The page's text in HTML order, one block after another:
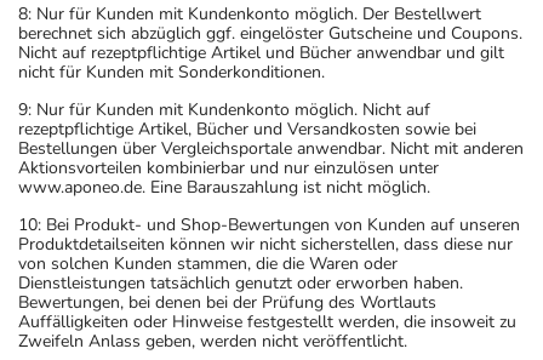
Stoffe!
- Vorsicht bei Allergie gegen Phenole und ähnliche
Stoffe!
- Vorsicht bei einer Unverträglichkeit gegenüber Lactose.
Wenn Sie eine Diabetes-Diät einhalten müssen, sollten
Sie den Zuckergehalt berücksichtigen.
- Es kann Arzneimittel geben, mit denen
Wechselwirkungen auftreten. Sie sollten deswegen
generell vor der Behandlung mit einem neuen
Arzneimittel jedes andere, das Sie bereits anwenden,
dem Arzt oder Apotheker angeben. Das gilt auch für
Arzneimittel, die Sie selbst kaufen, nur gelegentlich
8: Nur für Kunden mit Kundenkonto möglich. Der Bestellwert
berechnet sich abzüglich ggf. eingelöster Gutscheine und Coupons.
Nicht auf rezeptpflichtige Artikel und Bücher anwendbar und gilt
nicht für Kunden mit Sonderkonditionen.
9: Nur für Kunden mit Kundenkonto möglich. Nicht auf
rezeptpflichtige Artikel, Bücher und Versandkosten sowie bei
Bestellungen über Vergleichsportale anwendbar. Nicht mit anderen
Aktionsvorteilen kombinierbar und nur einzulösen unter
www.aponeo.de. Eine Barauszahlung ist nicht möglich.
10: Bei Produkt- und Shop-Bewertungen von Kunden auf unseren
Produktdetailseiten können wir nicht sicherstellen, dass diese nur
von solchen Kunden stammen, die die Waren oder
Dienstleistungen tatsächlich genutzt oder erworben haben.
Bewertungen, bei denen bei der Prüfung des Wortlauts
Auffälligkeiten oder Hinweise festgestellt werden, die insoweit zu
Zweifeln Anlass geben, werden nicht veröffentlicht.